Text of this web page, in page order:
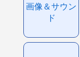
画像＆サウン
ド